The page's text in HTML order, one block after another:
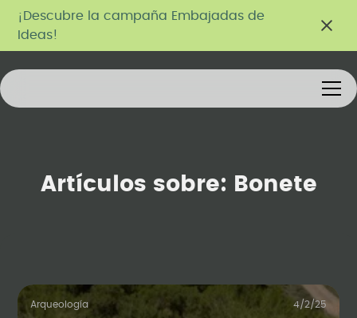
¡Descubre la campaña Embajadas de
Ideas!
Artículos sobre: Bonete
Arqueología 4/2/25